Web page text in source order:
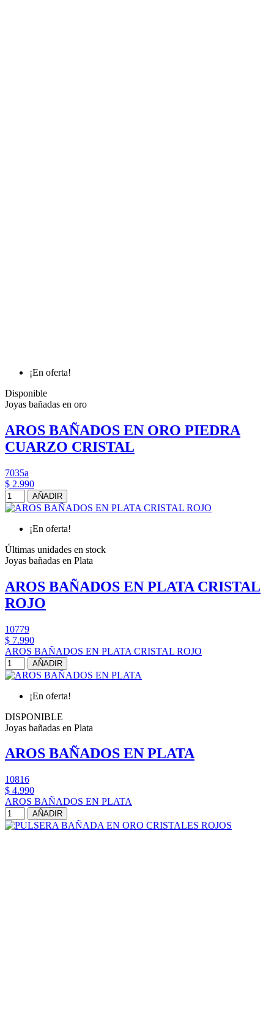
¡En oferta!
Disponible
Joyas bañadas en oro
AROS BAÑADOS EN ORO PIEDRA
CUARZO CRISTAL
7035a
$ 2.990
AÑADIR
¡En oferta!
Últimas unidades en stock
Joyas bañadas en Plata
AROS BAÑADOS EN PLATA CRISTAL
ROJO
10779
$ 7.990
AROS BAÑADOS EN PLATA CRISTAL ROJO
AÑADIR
¡En oferta!
DISPONIBLE
Joyas bañadas en Plata
AROS BAÑADOS EN PLATA
10816
$ 4.990
AROS BAÑADOS EN PLATA
AÑADIR